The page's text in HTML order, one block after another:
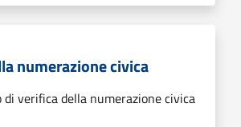
numerazione civica
di verifica della numerazione civica